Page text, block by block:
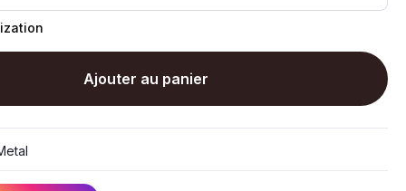
Ajouter au panier